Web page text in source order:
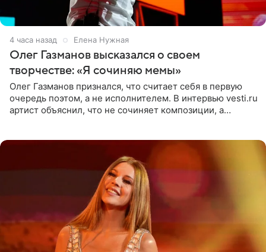
4 часа назад Елена Нужная
Олег Газманов высказался о своем
творчестве: «Я сочиняю мемы»
Олег Газманов признался, что считает себя в первую
очередь поэтом, а не исполнителем. В интервью vesti.ru
артист объяснил, что не сочиняет композиции, а